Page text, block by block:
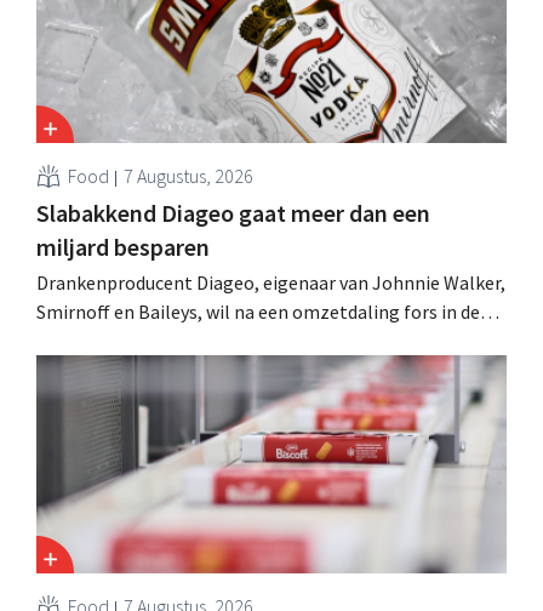
Food 7 Augustus, 2026
Slabakkend Diageo gaat meer dan een
miljard besparen
Drankenproducent Diageo, eigenaar van Johnnie Walker,
Smirnoff en Baileys, wil na een omzetdaling fors in de
andere Guiness en voorgemixte cocktails.
Food 7 Augustus, 2026